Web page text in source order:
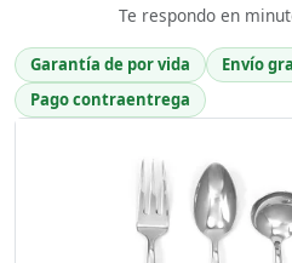
Te respondo en
Garantía de por vida
Envío
Pago contraentrega